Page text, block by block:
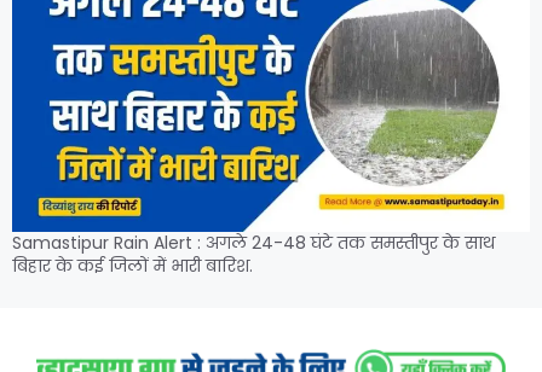
Samastipur Rain Alert : अगले 24-48 घंटे तक समस्तीपुर के साथ
बिहार के कई जिलों में भारी बारिश.